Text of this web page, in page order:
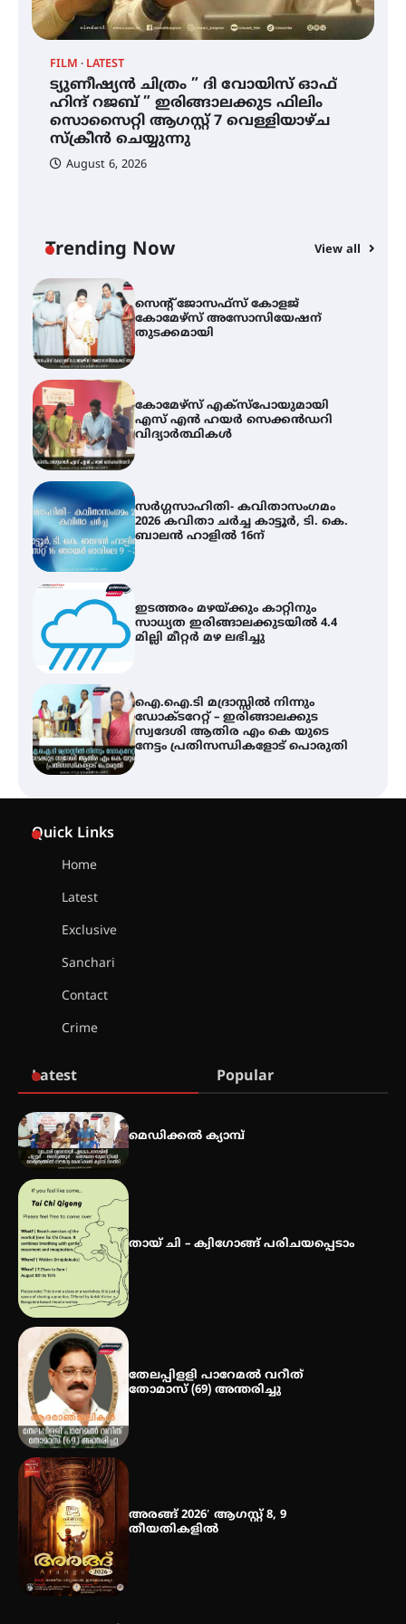
FILM LATEST
ട്യുണീഷ്യൻ ചിത്രം ” ദി വോയിസ് ഓഫ്
ഹിന്ദ് റജബ് ” ഇരിങ്ങാലക്കുട ഫിലിം
സൊസൈറ്റി ആഗസ്റ്റ് 7 വെള്ളിയാഴ്ച
സ്‌ക്രീൻ ചെയ്യുന്നു
August 6, 2026
Trending Now View all
ഡോക്ടറേറ്റ് – ഇരിങ്ങാലക്കുട
സ്വദേശി ആതിര എം കെ യുടെ
നേട്ടം പ്രതിസന്ധികളോട് പൊരുതി
ട്യുണീഷ്യൻ ചിത്രം ” ദി വോയിസ്
ഓഫ് ഹിന്ദ് റജബ് ” ഇരിങ്ങാലക്കുട
ഫിലിം സൊസൈറ്റി ആഗസ്റ്റ് 7
വെള്ളിയാഴ്ച സ്‌ക്രീൻ ചെയ്യുന്നു
കോമേഴ്സ് എക്സ്പോയുമായി
എസ് എൻ ഹയർ സെക്കൻഡറി
വിദ്യാർത്ഥികൾ
സർഗ്ഗസാഹിതി- കവിതാസംഗമം
2026 കവിതാ ചർച്ച കാട്ടൂർ, ടി. കെ.
ബാലൻ ഹാളിൽ 16ന്
ഇടത്തരം മഴയ്ക്കും കാറ്റിനും
സാധ്യത ഇരിങ്ങാലക്കുടയിൽ 4.4
മില്ലി മീറ്റർ മഴ ലഭിച്ചു
ഐ.ഐ.ടി മദ്രാസ്സിൽ നിന്നും
ഡോക്ടറേറ്റ് – ഇരിങ്ങാലക്കുട
സ്വദേശി ആതിര എം കെ യുടെ
നേട്ടം പ്രതിസന്ധികളോട് പൊരുതി
ട്യുണീഷ്യൻ ചിത്രം ” ദി വോയിസ്
ഓഫ് ഹിന്ദ് റജബ് ” ഇരിങ്ങാലക്കുട
ഫിലിം സൊസൈറ്റി ആഗസ്റ്റ് 7
വെള്ളിയാഴ്ച സ്‌ക്രീൻ ചെയ്യുന്നു
സാധ്യത ഇരിങ്ങാലക്കുടയിൽ 4.4
മില്ലി മീറ്റർ മഴ ലഭിച്ചു
സ്വദേശി ആതിര എം കെ യുടെ
നേട്ടം പ്രതിസന്ധികളോട് പൊരുതി
Quick Links
Home
Latest
Exclusive
Sanchari
Contact
Crime
Latest Popular
മെഡിക്കൽ ക്യാമ്പ്
തായ് ചി – ക്വിഗോങ്ങ് പരിചയപ്പെടാം
തേലപ്പിളളി പാറേമൽ വറീത്
തോമാസ് (69) അന്തരിച്ചു
അരങ്ങ് 2026′ ആഗസ്റ്റ് 8, 9
തീയതികളിൽ